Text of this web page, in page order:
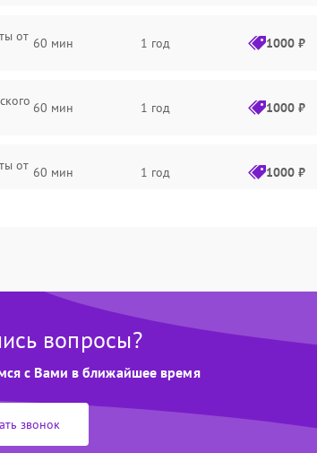
от 60 мин 1 год 1000 ₽
60 мин 1 год 1000 ₽
от 60 мин 1 год 1000 ₽
от
60 мин
60 мин
от
60 мин 1000 ₽
вопросы?
с Вами в ближайшее время
звонок